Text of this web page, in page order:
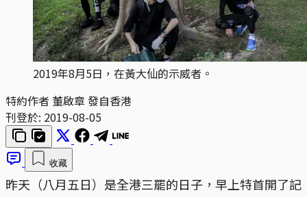
2019年8月5日，在黃大仙的示威者。
特約作者 董啟章 發自香港
刊登於: 2019-08-05
收藏
​昨天（八月五日）是全港三罷的日子，早上特首開了記